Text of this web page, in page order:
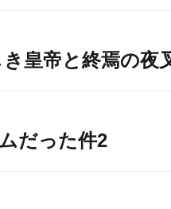
皇帝と終焉の夜
だった件2